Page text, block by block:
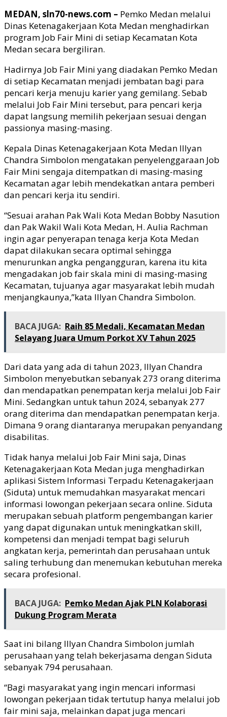
MEDAN, sln70-news.com – Pemko Medan melalui
Dinas Ketenagakerjaan Kota Medan menghadirkan
program Job Fair Mini di setiap Kecamatan Kota
Medan secara bergiliran.
Hadirnya Job Fair Mini yang diadakan Pemko Medan
di setiap Kecamatan menjadi jembatan bagi para
pencari kerja menuju karier yang gemilang. Sebab
melalui Job Fair Mini tersebut, para pencari kerja
dapat langsung memilih pekerjaan sesuai dengan
passionya masing-masing.
Kepala Dinas Ketenagakerjaan Kota Medan Illyan
Chandra Simbolon mengatakan penyelenggaraan Job
Fair Mini sengaja ditempatkan di masing-masing
Kecamatan agar lebih mendekatkan antara pemberi
dan pencari kerja itu sendiri.
“Sesuai arahan Pak Wali Kota Medan Bobby Nasution
dan Pak Wakil Wali Kota Medan, H. Aulia Rachman
ingin agar penyerapan tenaga kerja Kota Medan
dapat dilakukan secara optimal sehingga
menurunkan angka pengangguran, karena itu kita
mengadakan job fair skala mini di masing-masing
Kecamatan, tujuanya agar masyarakat lebih mudah
menjangkaunya,”kata Illyan Chandra Simbolon.
BACA JUGA: Raih 85 Medali, Kecamatan Medan
Selayang Juara Umum Porkot XV Tahun 2025
Dari data yang ada di tahun 2023, Illyan Chandra
Simbolon menyebutkan sebanyak 273 orang diterima
dan mendapatkan penempatan kerja melalui Job Fair
Mini. Sedangkan untuk tahun 2024, sebanyak 277
orang diterima dan mendapatkan penempatan kerja.
Dimana 9 orang diantaranya merupakan penyandang
disabilitas.
Tidak hanya melalui Job Fair Mini saja, Dinas
Ketenagakerjaan Kota Medan juga menghadirkan
aplikasi Sistem Informasi Terpadu Ketenagakerjaan
(Siduta) untuk memudahkan masyarakat mencari
informasi lowongan pekerjaan secara online. Siduta
merupakan sebuah platform pengembangan karier
yang dapat digunakan untuk meningkatkan skill,
kompetensi dan menjadi tempat bagi seluruh
angkatan kerja, pemerintah dan perusahaan untuk
saling terhubung dan menemukan kebutuhan mereka
secara profesional.
BACA JUGA: Pemko Medan Ajak PLN Kolaborasi
Dukung Program Merata
Saat ini bilang Illyan Chandra Simbolon jumlah
perusahaan yang telah bekerjasama dengan Siduta
sebanyak 794 perusahaan.
“Bagi masyarakat yang ingin mencari informasi
lowongan pekerjaan tidak tertutup hanya melalui job
fair mini saja, melainkan dapat juga mencari